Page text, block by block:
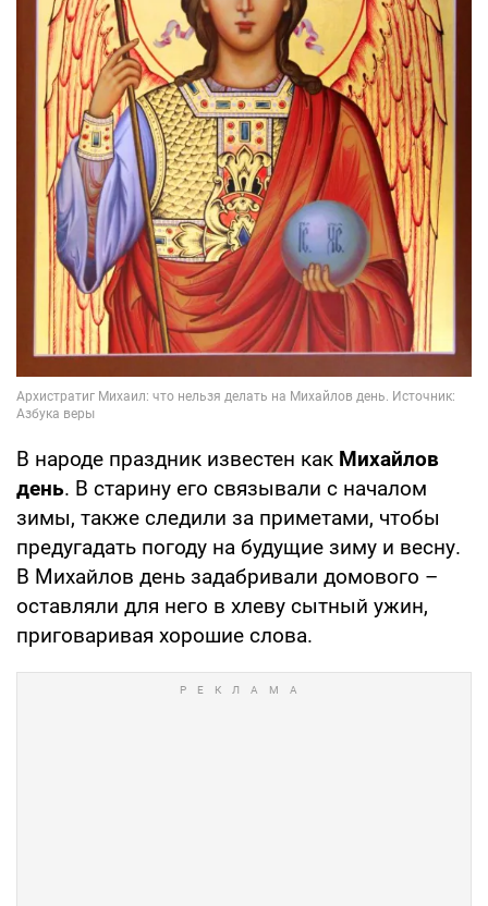
В народе праздник известен как Михайлов
день. В старину его связывали с началом
зимы, также следили за приметами, чтобы
предугадать погоду на будущие зиму и весну.
В Михайлов день задабривали домового –
оставляли для него в хлеву сытный ужин,
приговаривая хорошие слова.